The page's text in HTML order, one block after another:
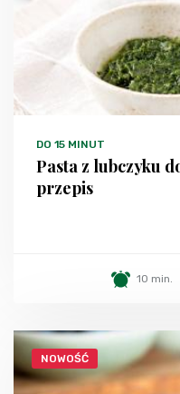
DO 15 MINUT
Pasta z lubczyku
przepis
10 min.
NOWOŚĆ